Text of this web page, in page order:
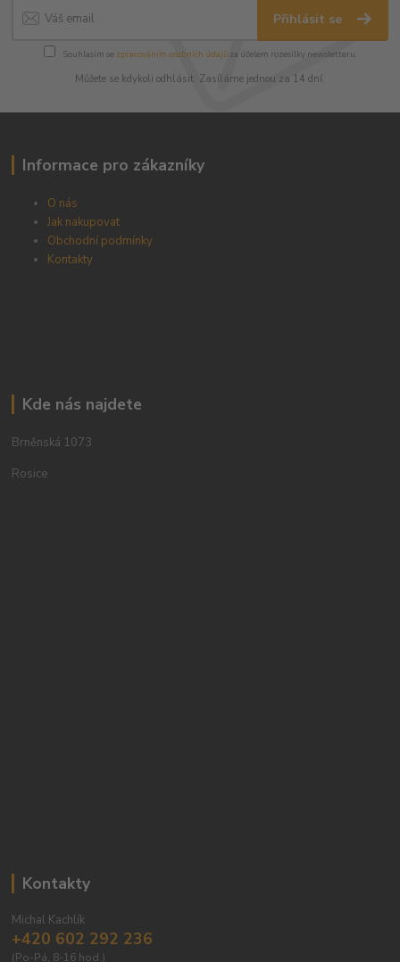
Přihlásit se
Souhlasím se zpracováním osobních údajůza účelem rozesílky newsletteru.
Můžete se kdykoli odhlásit. Zasíláme jednou za 14 dní.
Informace pro zákazníky
O nás
Jak nakupovat
Obchodní podmínky
Kontakty
Kde nás najdete
Brněnská 1073
Rosice
Kontakty
Michal Kachlík
+420 602 292 236
(Po-Pá, 8-16 hod.)